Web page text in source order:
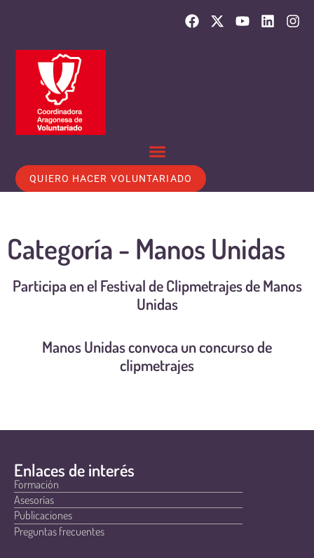
QUIERO HACER VOLUNTARIADO
Categoría - Manos Unidas
Participa en el Festival de Clipmetrajes de Manos
Unidas
Manos Unidas convoca un concurso de
clipmetrajes
Enlaces de interés
Formación
Asesorías
Publicaciones
Preguntas frecuentes